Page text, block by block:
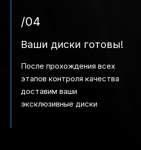
/04
Ваши диски готовы!
После прохождения всех
этапов контроля качества
доставим ваши
эксклюзивные диски